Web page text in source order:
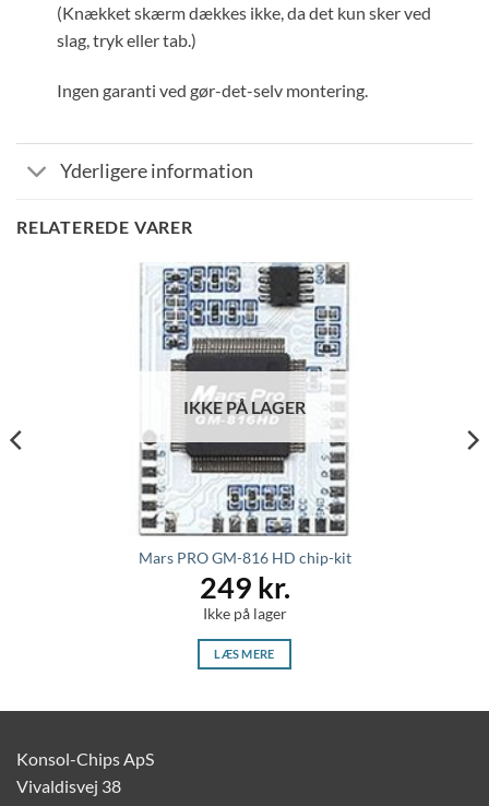
(Knækket skærm dækkes ikke, da det kun sker ved
slag, tryk eller tab.)
Ingen garanti ved gør-det-selv montering.
Yderligere information
RELATEREDE VARER
IKKE PÅ LAGER
Mars PRO GM-816 HD chip-kit
249 kr.
Ikke på lager
LÆS MERE
Konsol-Chips ApS
Vivaldisvej 38